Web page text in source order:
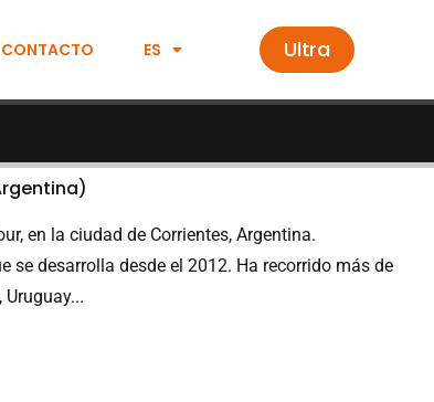
CONTACTO ES Ultra
en la ciudad de Corrientes, Argentina.
se desarrolla desde el 2012. Ha recorrido más de